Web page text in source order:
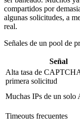
compartidos por
algunas solicitudes, a
real.
Señales de un pool de
Señal
Alta tasa de
primera solicitud
Muchas IPs de un solo
Timeouts frecuentes